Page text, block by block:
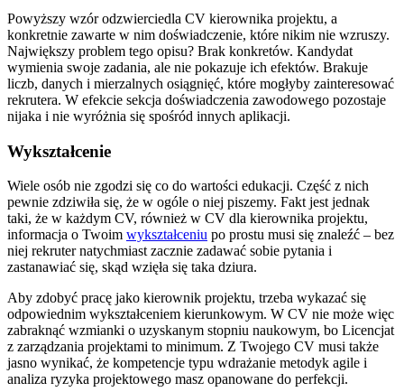
Powyższy wzór odzwierciedla CV kierownika projektu, a
konkretnie zawarte w nim doświadczenie, które nikim nie wzruszy.
Największy problem tego opisu? Brak konkretów. Kandydat
wymienia swoje zadania, ale nie pokazuje ich efektów. Brakuje
liczb, danych i mierzalnych osiągnięć, które mogłyby zainteresować
rekrutera. W efekcie sekcja doświadczenia zawodowego pozostaje
nijaka i nie wyróżnia się spośród innych aplikacji.
Wykształcenie
Wiele osób nie zgodzi się co do wartości edukacji. Część z nich
pewnie zdziwiła się, że w ogóle o niej piszemy. Fakt jest jednak
taki, że w każdym CV, również w CV dla kierownika projektu,
informacja o Twoim wykształceniu po prostu musi się znaleźć – bez
niej rekruter natychmiast zacznie zadawać sobie pytania i
zastanawiać się, skąd wzięła się taka dziura.
Aby zdobyć pracę jako kierownik projektu, trzeba wykazać się
odpowiednim wykształceniem kierunkowym. W CV nie może więc
zabraknąć wzmianki o uzyskanym stopniu naukowym, bo Licencjat
z zarządzania projektami to minimum. Z Twojego CV musi także
jasno wynikać, że kompetencje typu wdrażanie metodyk agile i
analiza ryzyka projektowego masz opanowane do perfekcji.